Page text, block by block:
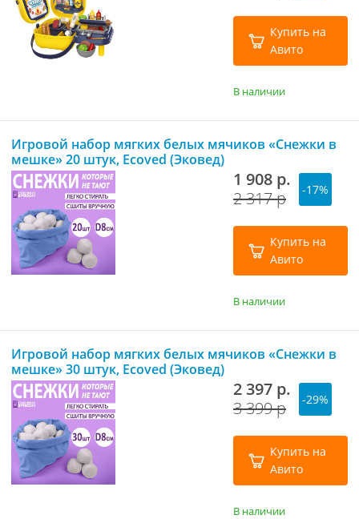
Купить на
Авито
В наличии
Игровой набор мягких белых мячиков «Снежки в
мешке» 20 штук, Ecoved (Эковед)
1 908 р.
2 317 р
-17%
Купить на
Авито
В наличии
Игровой набор мягких белых мячиков «Снежки в
мешке» 30 штук, Ecoved (Эковед)
2 397 р.
3 399 р
-29%
Купить на
Авито
В наличии